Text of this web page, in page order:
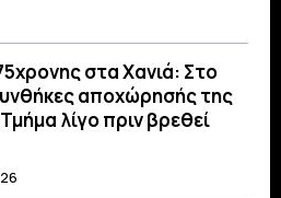
στα Χανιά: Στο
αποχώρησής της
λίγο πριν βρεθεί